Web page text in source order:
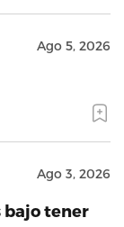
Ago 5, 2026
Ago 3, 2026
bajo tener